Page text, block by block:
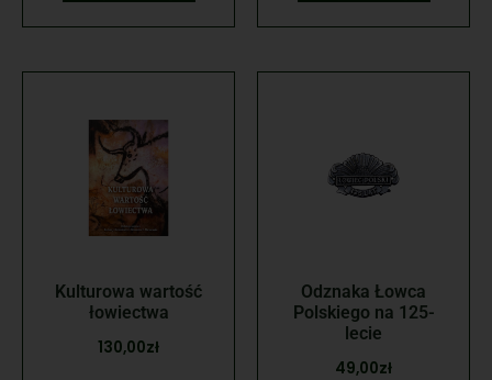
Kulturowa wartość
łowiectwa
130,00zł
Odznaka Łowca
Polskiego na 125-
lecie
49,00zł